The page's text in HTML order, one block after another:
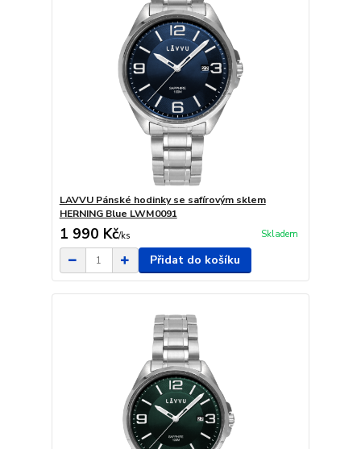
LAVVU Pánské hodinky se safírovým sklem
HERNING Blue LWM0091
1 990 Kč/ks Skladem
Přidat do košíku